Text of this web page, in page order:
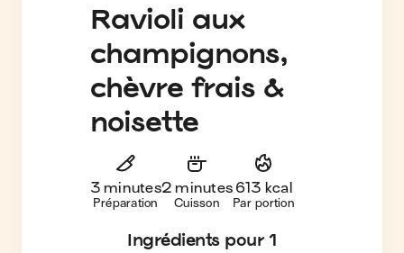
Ravioli aux
champignons,
chèvre frais &
noisette
3 minutes
Préparation
2 minutes
Cuisson
613 kcal
Par portion
Ingrédients pour 1